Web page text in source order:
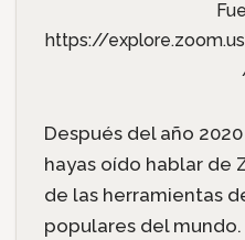
https://
Después del año
hayas oído hablar de
de las herramientas
populares del mundo.